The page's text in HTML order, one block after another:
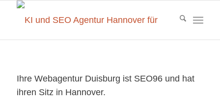
Ihre Webagentur Duisburg ist SEO96 und hat
ihren Sitz in Hannover.